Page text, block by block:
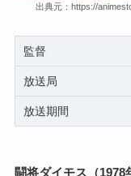
出典元：https://
監督
放送局
放送期間
闘将ダイモス（1978